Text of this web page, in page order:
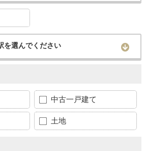
を選んでください
中古一戸建て
土地